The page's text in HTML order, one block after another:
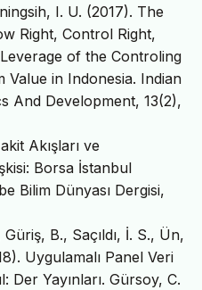
I. U. (2017). The
Right, Control Right,
of the Controling
Value in Indonesia. Indian
And Development, 13(2),
Akışları ve
Borsa İstanbul
Bilim Dünyası Dergisi,
B., Saçıldı, İ. S., Ün,
Uygulamalı Panel Veri
Der Yayınları. Gürsoy, C.